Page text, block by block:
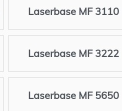
Laserbase MF 3110
Laserbase MF 3222
Laserbase MF 5650